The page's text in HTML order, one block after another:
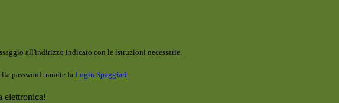
all'indirizzo indicato con le istruzioni necessarie.
password tramite la Login Spaggiari
elettronica!